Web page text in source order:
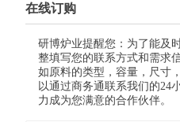
在线订购
研博炉业提醒您：为了能及
整填写您的联系方式和需求
如原料的类型，容量，尺寸
以通过商务通联系我们的24
力成为您满意的合作伙伴。